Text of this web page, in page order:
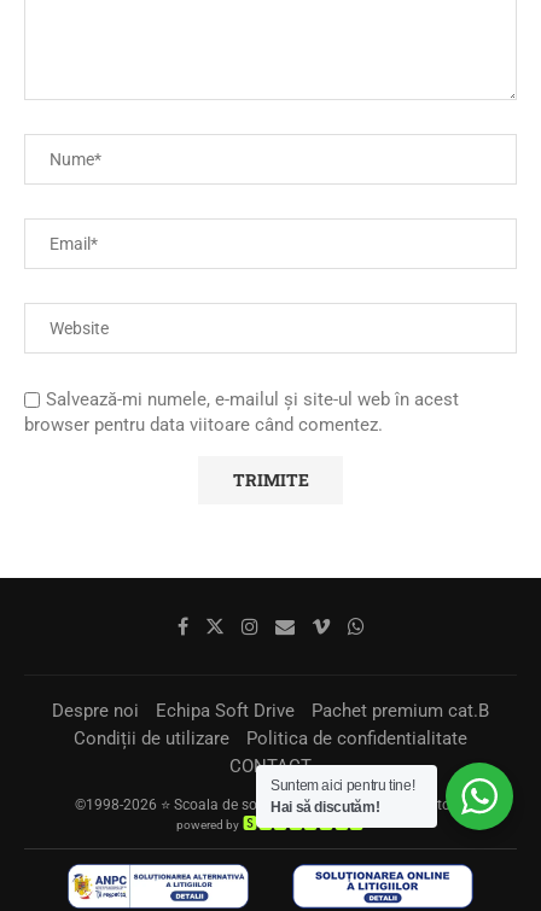
Salvează-mi numele, e-mailul și site-ul web în acest
browser pentru data viitoare când comentez.
Despre noi Echipa Soft Drive
Pachet premium cat.B
Condiții de utilizare
Politica de confidentialitate
CONTACT
©1998-2026 ⭐ Scoala de soferi Soft Drive Bucuresti, Sector 3
powered by 🆂🅴🅾🆉🅸🅻🅻🅰
Suntem aici pentru tine!
Hai să discutăm!